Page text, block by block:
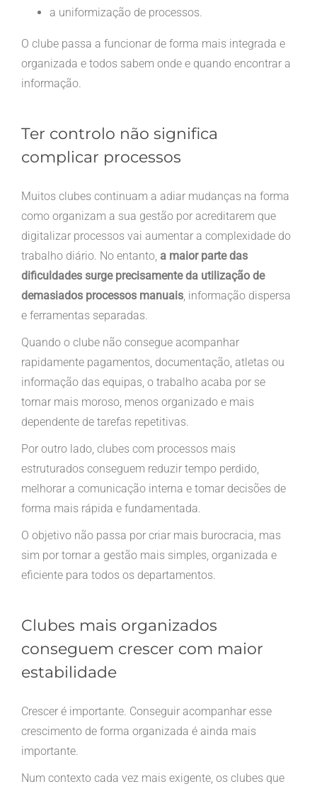
a uniformização de processos.
O clube passa a funcionar de forma mais integrada e
organizada e todos sabem onde e quando encontrar a
informação.
Ter controlo não significa
complicar processos
Muitos clubes continuam a adiar mudanças na forma
como organizam a sua gestão por acreditarem que
digitalizar processos vai aumentar a complexidade do
trabalho diário. No entanto, a maior parte das
dificuldades surge precisamente da utilização de
demasiados processos manuais, informação dispersa
e ferramentas separadas.
Quando o clube não consegue acompanhar
rapidamente pagamentos, documentação, atletas ou
informação das equipas, o trabalho acaba por se
tornar mais moroso, menos organizado e mais
dependente de tarefas repetitivas.
Por outro lado, clubes com processos mais
estruturados conseguem reduzir tempo perdido,
melhorar a comunicação interna e tomar decisões de
forma mais rápida e fundamentada.
O objetivo não passa por criar mais burocracia, mas
sim por tornar a gestão mais simples, organizada e
eficiente para todos os departamentos.
Clubes mais organizados
conseguem crescer com maior
estabilidade
Crescer é importante. Conseguir acompanhar esse
crescimento de forma organizada é ainda mais
importante.
Num contexto cada vez mais exigente, os clubes que